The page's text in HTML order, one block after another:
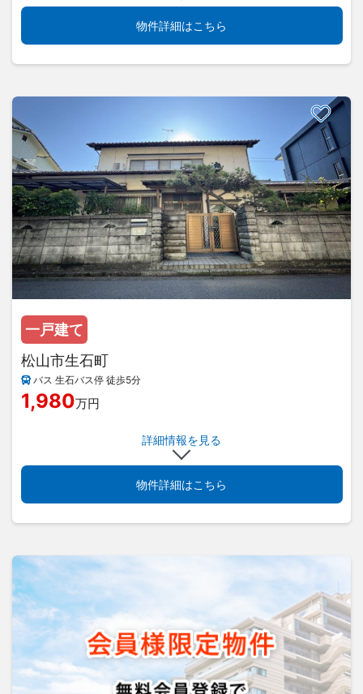
物件詳細はこちら
一戸建て
松山市生石町
バス 生石バス停 徒歩5分
1,980万円
詳細情報を見る
物件詳細はこちら